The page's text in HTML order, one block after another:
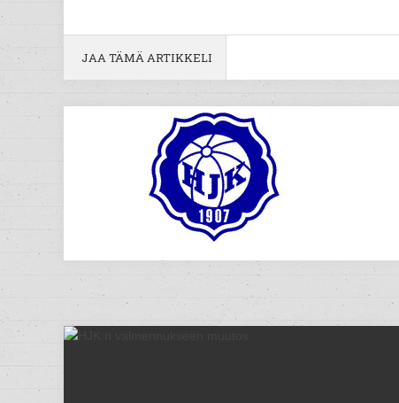
JAA TÄMÄ ARTIKKELI